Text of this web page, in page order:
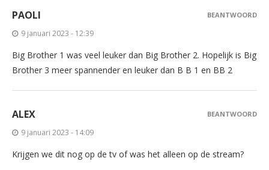
PAOLI
9 januari 2023 - 12:39
Big Brother 1 was veel leuker dan Big Brother 2. Hopelijk is Big
Brother 3 meer spannender en leuker dan B B 1 en BB 2
BEANTWOORD
ALEX
9 januari 2023 - 14:09
Krijgen we dit nog op de tv of was het alleen op de stream?
BEANTWOORD